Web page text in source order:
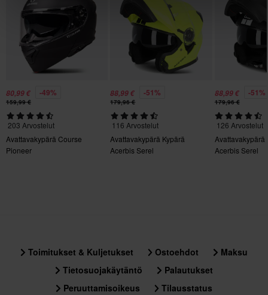
XXL
356 x 414 x 344 mm
XL
356 x 414 x 344 mm
356 x 414 x 344 mm
320 x 390 x 290 mm
80,99 € -49%
159,99 €
203 Arvostelut
Avattavakypärä Course
Pioneer
88,99 € -51%
179,96 €
116 Arvostelut
Avattavakypärä Kypärä
Acerbis Serel
88,99 € -51%
179,96 €
126 Arvostelut
Avattavakypärä
Acerbis Serel
Toimitukset & Kuljetukset Ostoehdot
Maksu
Tietosuojakäytäntö
Palautukset
Peruuttamisoikeus
Tilausstatus